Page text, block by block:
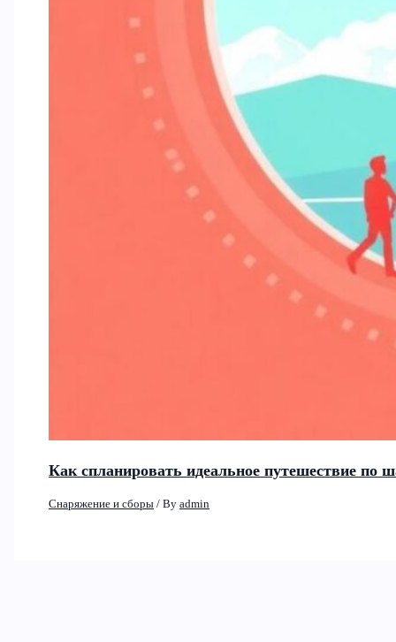
Как спланировать идеальное путешествие по
Снаряжение и сборы / Byadmin